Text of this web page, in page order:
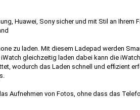
Huawei, Sony sicher und mit Stil an
zu laden. Mit diesem Ladepad werden
gleichzeitig laden dabei kann die
wodurch das Laden schnell und effizient
Aufnehmen von Fotos, ohne dass das